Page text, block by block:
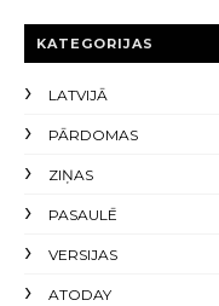
KATEGORIJAS
LATVIJĀ
PĀRDOMAS
ZIŅAS
PASAULĒ
VERSIJAS
ATODAY